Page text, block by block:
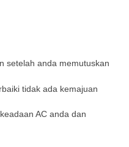
setelah anda memutuskan
tidak ada kemajuan
AC anda dan